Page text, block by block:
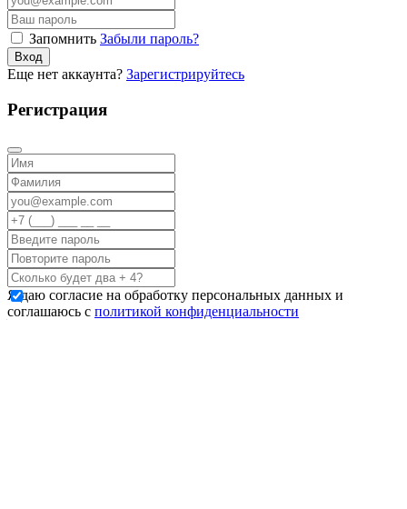
Запомнить Забыли пароль?
Вход
Еще нет аккаунта? Зарегистрируйтесь
Регистрация
Я даю согласие на обработку персональных данных и
соглашаюсь с политикой конфиденциальности